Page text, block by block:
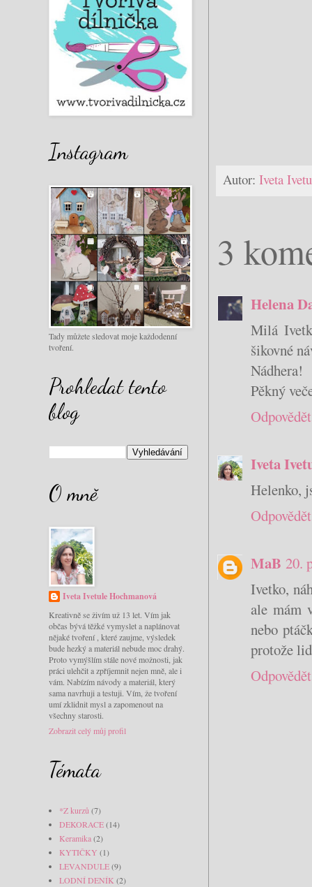
Autor: Iveta
3
Helena
Milá
šikovné
Nádhera!
Pěkný
Odpovědět
Iveta
Helenko,
Odpovědět
MaB 20.
Ivetko,
ale mám
nebo
protože
Odpovědět
Instagram
Tady můžete sledovat moje každodenní
tvoření.
Prohledat tento
blog
O mně
Iveta Ivetule Hochmanová
Kreativně se živím už 13 let. Vím jak
občas bývá těžké vymyslet a naplánovat
nějaké tvoření , které zaujme, výsledek
bude hezký a materiál nebude moc drahý.
Proto vymýšlím stále nové možnosti, jak
práci ulehčit a zpříjemnit nejen mně, ale i
vám. Nabízím návody a materiál, který
sama navrhuji a testuji. Vím, že tvoření
umí zklidnit mysl a zapomenout na
všechny starosti.
Zobrazit celý můj profil
Témata
*Z kurzů (7)
DEKORACE(14)
Keramika(2)
KYTIČKY (1)
LEVANDULE(9)
LODNÍ DENÍK (2)